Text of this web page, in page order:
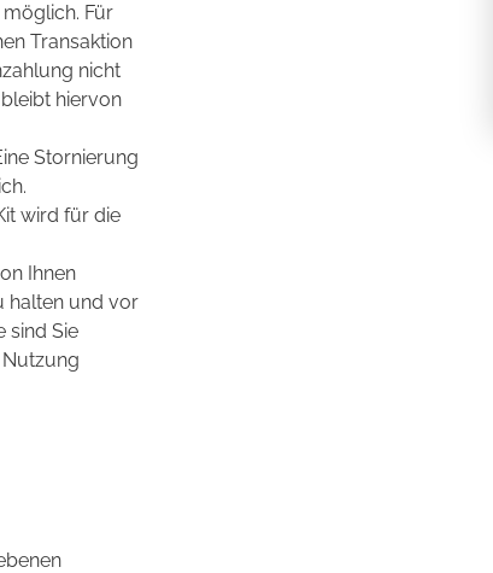
Für
Transaktion
nicht
hiervon
Stornierung
wird für die
Ihnen
halten und vor
sind Sie